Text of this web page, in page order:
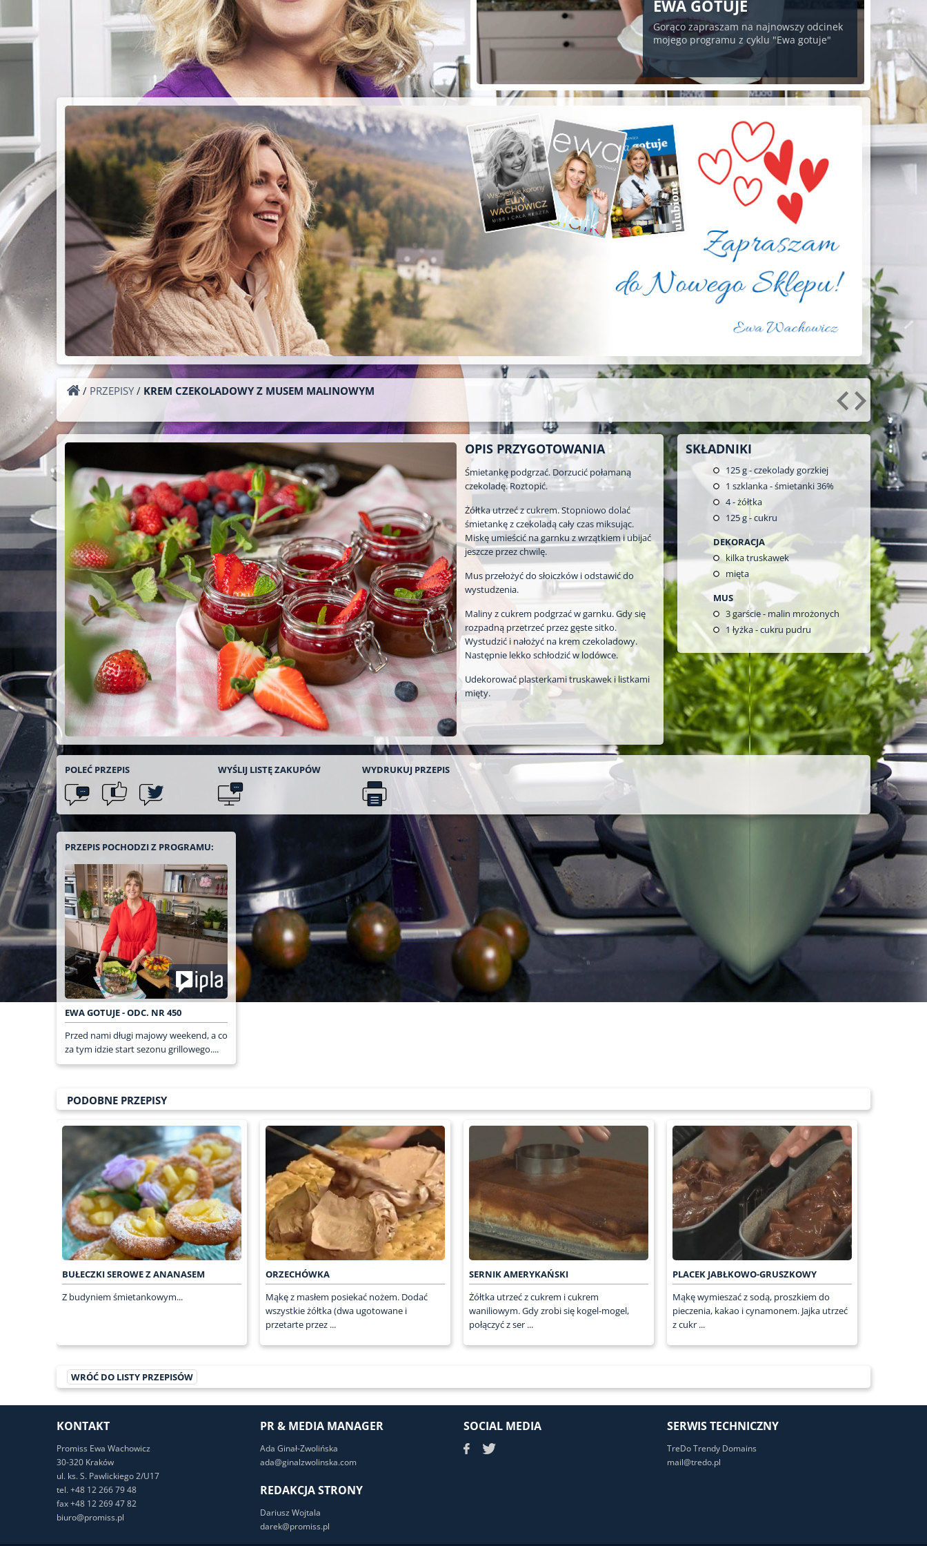
PIECZYSTE POD
CHMURKĄ!
Przepisy na grilla;-)
EWA GOTUJE
Gorąco zapraszam na najnowszy odcinek
mojego programu z cyklu "Ewa gotuje"
/ PRZEPISY / KREM CZEKOLADOWY Z MUSEM MALINOWYM
OPIS PRZYGOTOWANIA
Śmietankę podgrzać. Dorzucić połamaną
czekoladę. Roztopić.
Żółtka utrzeć z cukrem. Stopniowo dolać
śmietankę z czekoladą cały czas miksując.
Miskę umieścić na garnku z wrzątkiem i ubijać
jeszcze przez chwilę.
Mus przełożyć do słoiczków i odstawić do
wystudzenia.
Maliny z cukrem podgrzać w garnku. Gdy się
rozpadną przetrzeć przez gęste sitko.
Wystudzić i nałożyć na krem czekoladowy.
Następnie lekko schłodzić w lodówce.
Udekorować plasterkami truskawek i listkami
mięty.
SKŁADNIKI
125g - czekolady gorzkiej
1 szklanka - śmietanki 36%
4- żółtka
125g - cukru
DEKORACJA
kilka truskawek
mięta
MUS
3garście - malin mrożonych
1łyżka - cukru pudru
POLEĆ PRZEPIS WYŚLIJ LISTĘZAKUPÓW WYDRUKUJ PRZEPIS
PRZEPIS POCHODZI Z PROGRAMU:
EWA GOTUJE - ODC. NR 450
Przed nami długi majowy weekend, a co
za tym idzie start sezonu grillowego....
PODOBNE PRZEPISY
BUŁECZKI SEROWE Z ANANASEM
Z budyniem śmietankowym...
ORZECHÓWKA
Mąkę z masłem posiekać nożem. Dodać
wszystkie żółtka (dwa ugotowane i
przetarte przez ...
SERNIK AMERYKAŃSKI
Żółtka utrzeć z cukrem i cukrem
waniliowym. Gdy zrobi się kogel-mogel,
połączyć z ser ...
PLACEK JABŁKOWO-GRUSZKOWY
Mąkę wymieszać z sodą, proszkiem do
pieczenia, kakao i cynamonem. Jajka utrzeć
z cukr ...
WRÓĆ DO LISTY PRZEPISÓW
KONTAKT
Promiss Ewa Wachowicz
30-320 Kraków
ul. ks. S. Pawlickiego 2/U17
tel. +48 12 266 79 48
fax +48 12 269 47 82
biuro@promiss.pl
PR & MEDIA MANAGER
Ada Ginał-Zwolińska
ada@ginalzwolinska.com
REDAKCJA STRONY
Dariusz Wojtala
darek@promiss.pl
SOCIAL MEDIA SERWIS TECHNICZNY
TreDo Trendy Domains
mail@tredo.pl